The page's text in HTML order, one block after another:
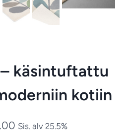
käsintuftattu
kotiin
Hintaluokka:
Sis. alv 25.5%